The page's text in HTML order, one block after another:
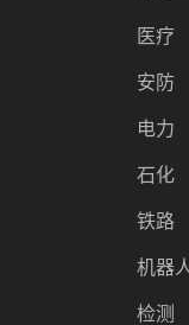
医疗
安防
电力
石化
铁路
机器
检测